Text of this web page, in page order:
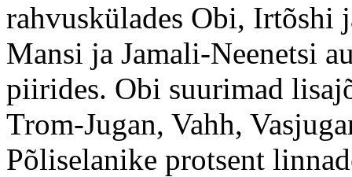
rahvuskülades Obi, Irtõshi
Mansi ja Jamali-Neenetsi
piirides. Obi suurimad
Trom-Jugan, Vahh,
Põliselanike protsent